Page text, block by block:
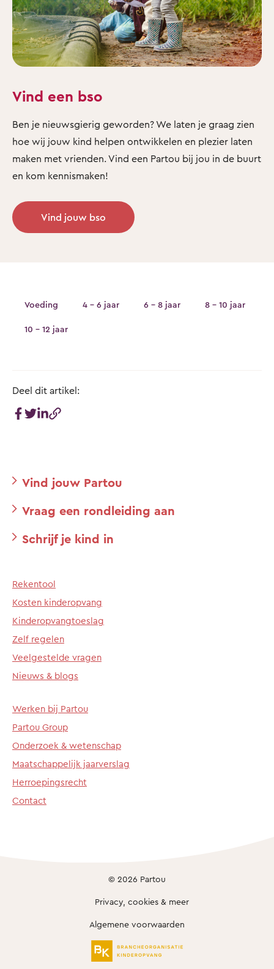
Vind een bso
Ben je nieuwsgierig geworden? We laten je graag zien
hoe wij jouw kind helpen ontwikkelen en plezier laten
maken met vrienden. Vind een Partou bij jou in de buurt
en kom kennismaken!
Vind jouw bso
Voeding 4 - 6 jaar 6 - 8 jaar 8 - 10 jaar
10 - 12 jaar
Deel dit artikel:
Vind jouw Partou
Vraag een rondleiding aan
Schrijf je kind in
Rekentool
Kosten kinderopvang
Kinderopvangtoeslag
Zelf regelen
Veelgestelde vragen
Nieuws & blogs
Werken bij Partou
Partou Group
Onderzoek & wetenschap
Maatschappelijk jaarverslag
Herroepingsrecht
Contact
© 2026 Partou
Privacy, cookies & meer
Algemene voorwaarden